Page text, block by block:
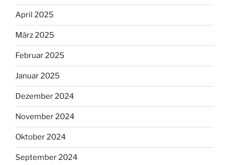
April 2025
März 2025
Februar 2025
Januar 2025
Dezember 2024
November 2024
Oktober 2024
September 2024